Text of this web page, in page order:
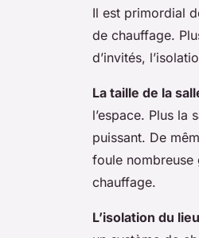
Il est primordial
de chauffage.
d’invités,
La taille de la
l’espace. Plus la
puissant. De
foule nombreuse
chauffage.
L’isolation du lieu